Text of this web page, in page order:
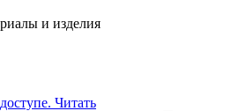
и изделия
Читать